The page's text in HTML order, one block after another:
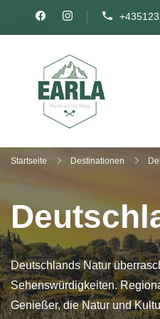
Startseite Destinationen
Deutschlands Natur
Sehenswürdigkeiten.
Genießer, die Natur und